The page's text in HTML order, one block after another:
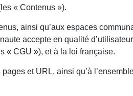
« Contenus »).
ainsi qu’aux espaces
accepte en qualité
« CGU »), et à la loi française.
et URL, ainsi qu’à